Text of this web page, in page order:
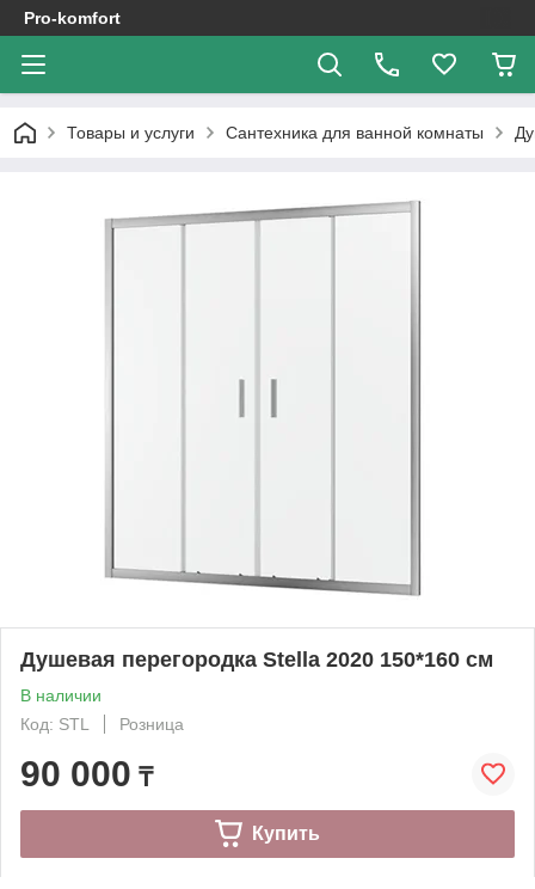
Pro-komfort
Товары и услуги Сантехника для ванной комнаты
Душевая перегородка Stella 2020 150*160 см
В наличии
Код: STL
Розница
90 000 ₸
Купить